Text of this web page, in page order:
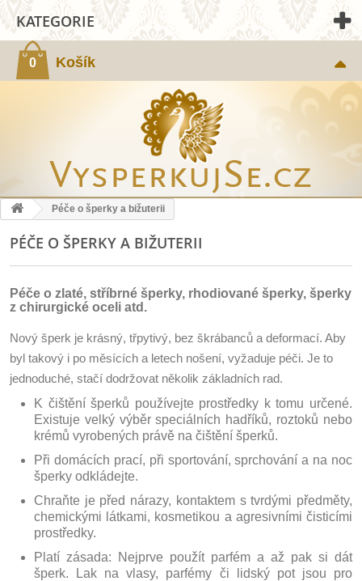
0 Košík
KATEGORIE
Péče o šperky a bižuterii
PÉČE O ŠPERKY A BIŽUTERII
Péče o zlaté, stříbrné šperky, rhodiované šperky, šperky
z chirurgické oceli atd.
Nový šperk je krásný, třpytivý, bez škrábanců a deformací. Aby
byl takový i po měsících a letech nošení, vyžaduje péči. Je to
jednoduché, stačí dodržovat několik základních rad.
K čištění šperků používejte prostředky k tomu určené.
Existuje velký výběr speciálních hadříků, roztoků nebo
krémů vyrobených právě na čištění šperků.
Při domácích prací, při sportování, sprchování a na noc
šperky odkládejte.
Chraňte je před nárazy, kontaktem s tvrdými předměty,
chemickými látkami, kosmetikou a agresivními čisticími
prostředky.
Platí zásada: Nejprve použít parfém a až pak si dát
šperk. Lak na vlasy, parfémy či lidský pot jsou pro